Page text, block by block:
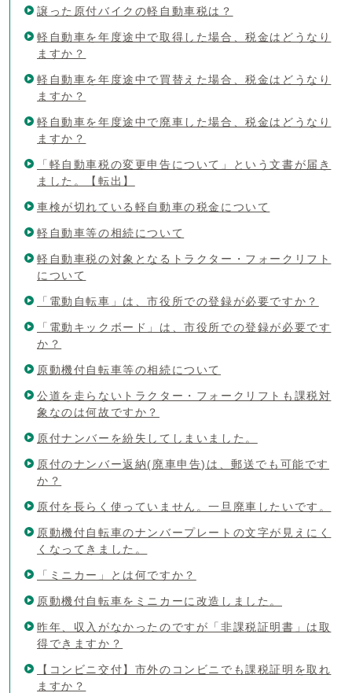
譲った原付バイクの軽自動車税は？
軽自動車を年度途中で取得した場合、税金はどうなり
ますか？
軽自動車を年度途中で買替えた場合、税金はどうなり
ますか？
軽自動車を年度途中で廃車した場合、税金はどうなり
ますか？
「軽自動車税の変更申告について」という文書が届き
ました。【転出】
車検が切れている軽自動車の税金について
軽自動車等の相続について
軽自動車税の対象となるトラクター・フォークリフト
について
「電動自転車」は、市役所での登録が必要ですか？
「電動キックボード」は、市役所での登録が必要です
か？
原動機付自転車等の相続について
公道を走らないトラクター・フォークリフトも課税対
象なのは何故ですか？
原付ナンバーを紛失してしまいました。
原付のナンバー返納(廃車申告)は、郵送でも可能です
か？
原付を長らく使っていません。一旦廃車したいです。
原動機付自転車のナンバープレートの文字が見えにく
くなってきました。
「ミニカー」とは何ですか？
原動機付自転車をミニカーに改造しました。
昨年、収入がなかったのですが「非課税証明書」は取
得できますか？
【コンビニ交付】市外のコンビニでも課税証明を取れ
ますか？